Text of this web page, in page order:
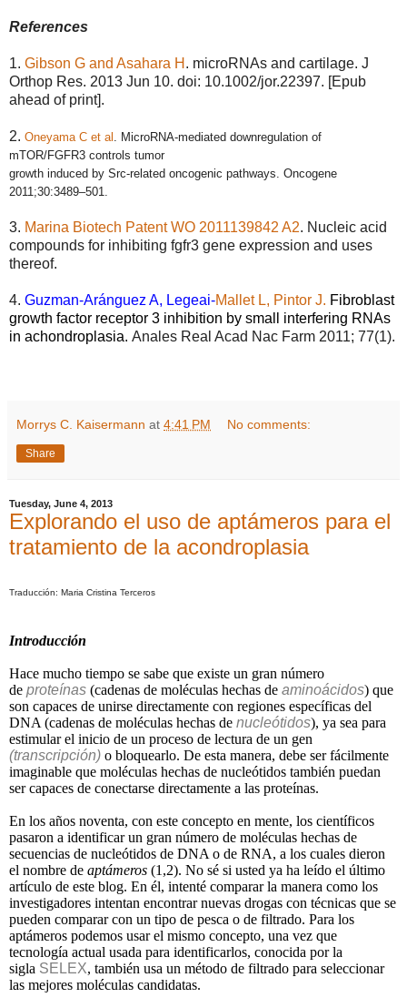
References
1. Gibson G and Asahara H . microRNAs and cartilage. J
Orthop Res. 2013 Jun 10. doi: 10.1002/jor.22397. [Epub
ahead of print].
2. Oneyama C et al . MicroRNA-mediated downregulation of
mTOR/FGFR3 controls tumor
growth induced by Src-related oncogenic pathways. Oncogene
2011;30:3489–501.
3. Marina Biotech Patent WO 2011139842 A2. Nucleic acid
compounds for inhibiting fgfr3 gene expression and uses
thereof.
4. Guzman-Aránguez A, Legeai‐Mallet L, Pintor J. Fibroblast
growth factor receptor 3 inhibition by small interfering RNAs
in achondroplasia. Anales Real Acad Nac Farm 2011; 77(1).
Morrys C. Kaisermann at 4:41 PM No comments:
Share
Tuesday, June 4, 2013
Explorando el uso de aptámeros para el
tratamiento de la acondroplasia
Traducción: Maria Cristina Terceros
Introducción
Hace mucho tiempo se sabe que existe un gran número
de proteínas (cadenas de moléculas hechas de aminoácidos) que
son capaces de unirse directamente con regiones específicas del
DNA (cadenas de moléculas hechas de nucleótidos), ya sea para
estimular el inicio de un proceso de lectura de un gen
(transcripción) o bloquearlo. De esta manera, debe ser fácilmente
imaginable que moléculas hechas de nucleótidos también puedan
ser capaces de conectarse directamente a las proteínas.
En los años noventa, con este concepto en mente, los científicos
pasaron a identificar un gran número de moléculas hechas de
secuencias de nucleótidos de DNA o de RNA, a los cuales dieron
el nombre de aptámeros (1,2). No sé si usted ya ha leído el último
artículo de este blog. En él, intenté comparar la manera como los
investigadores intentan encontrar nuevas drogas con técnicas que se
pueden comparar con un tipo de pesca o de filtrado. Para los
aptámeros podemos usar el mismo concepto, una vez que
tecnología actual usada para identificarlos, conocida por la
sigla SELEX, también usa un método de filtrado para seleccionar
las mejores moléculas candidatas.